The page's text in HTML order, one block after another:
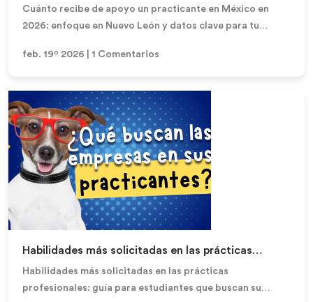
tu carrera
Cuánto recibe de apoyo un practicante en México en
2026: enfoque en Nuevo León y datos clave para tu
feb. 19º 2026 | 1 Comentarios
Leer más
Habilidades más solicitadas en las prácticas
primera experiencia laboral
Habilidades más solicitadas en las prácticas
profesionales: guía para estudiantes que buscan su